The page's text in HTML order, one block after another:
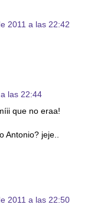
2011 a las 22:42
las 22:44
que no eraa!
Antonio? jeje..
2011 a las 22:50